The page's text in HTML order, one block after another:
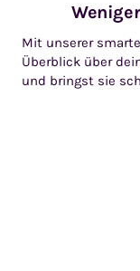
Mit unserer
Überblick über
und bringst sie